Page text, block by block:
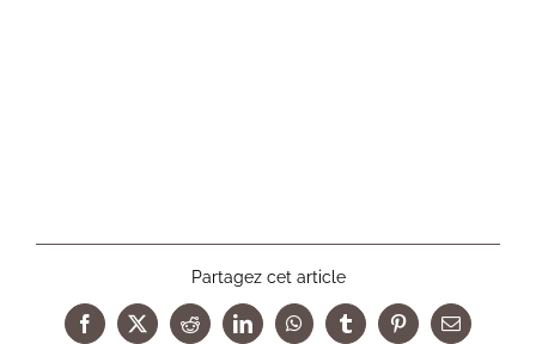
Partagez cet article
Facebook
X RedditLinkedInWhatsAppTumblrPinterestEmail